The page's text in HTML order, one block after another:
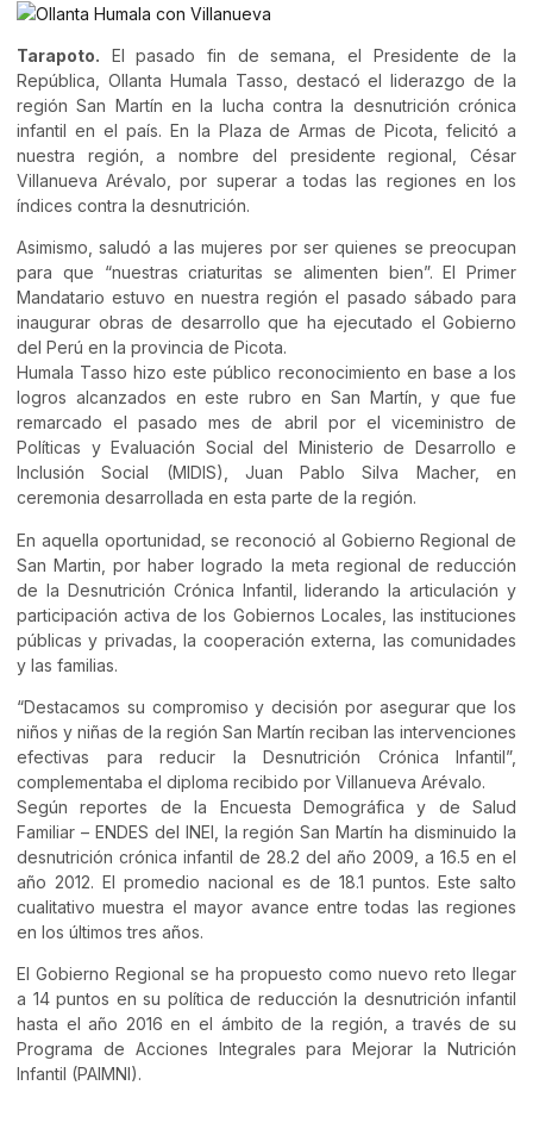
Tarapoto. El pasado fin de semana, el Presidente de la
República, Ollanta Humala Tasso, destacó el liderazgo de la
región San Martín en la lucha contra la desnutrición crónica
infantil en el país. En la Plaza de Armas de Picota, felicitó a
nuestra región, a nombre del presidente regional, César
Villanueva Arévalo, por superar a todas las regiones en los
índices contra la desnutrición.
Asimismo, saludó a las mujeres por ser quienes se preocupan
para que “nuestras criaturitas se alimenten bien”. El Primer
Mandatario estuvo en nuestra región el pasado sábado para
inaugurar obras de desarrollo que ha ejecutado el Gobierno
del Perú en la provincia de Picota.
Humala Tasso hizo este público reconocimiento en base a los
logros alcanzados en este rubro en San Martín, y que fue
remarcado el pasado mes de abril por el viceministro de
Políticas y Evaluación Social del Ministerio de Desarrollo e
Inclusión Social (MIDIS), Juan Pablo Silva Macher, en
ceremonia desarrollada en esta parte de la región.
En aquella oportunidad, se reconoció al Gobierno Regional de
San Martin, por haber logrado la meta regional de reducción
de la Desnutrición Crónica Infantil, liderando la articulación y
participación activa de los Gobiernos Locales, las instituciones
públicas y privadas, la cooperación externa, las comunidades
y las familias.
“Destacamos su compromiso y decisión por asegurar que los
niños y niñas de la región San Martín reciban las intervenciones
efectivas para reducir la Desnutrición Crónica Infantil”,
complementaba el diploma recibido por Villanueva Arévalo.
Según reportes de la Encuesta Demográfica y de Salud
Familiar – ENDES del INEI, la región San Martín ha disminuido la
desnutrición crónica infantil de 28.2 del año 2009, a 16.5 en el
año 2012. El promedio nacional es de 18.1 puntos. Este salto
cualitativo muestra el mayor avance entre todas las regiones
en los últimos tres años.
El Gobierno Regional se ha propuesto como nuevo reto llegar
a 14 puntos en su política de reducción la desnutrición infantil
hasta el año 2016 en el ámbito de la región, a través de su
Programa de Acciones Integrales para Mejorar la Nutrición
Infantil (PAIMNI).